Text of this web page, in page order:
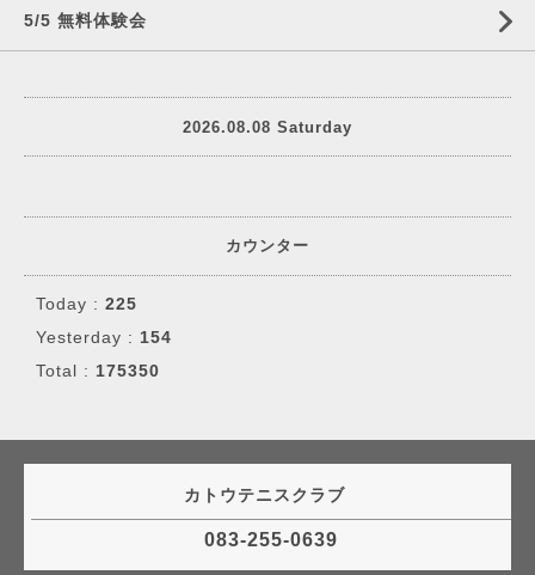
5/5 無料体験会
2026.08.08 Saturday
カウンター
Today : 225
Yesterday : 154
Total : 175350
カトウテニスクラブ
083-255-0639